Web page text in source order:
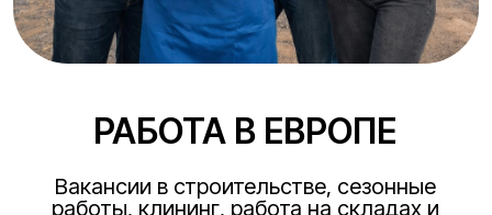
РАБОТА В ЕВРОПЕ
Вакансии в строительстве, сезонные
работы, клининг, работа на складах и